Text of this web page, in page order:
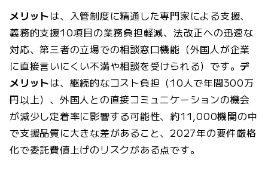
メリットは、入管制度に精通した専門家による支援、
義務的支援10項目の業務負担軽減、法改正への迅速な
対応、第三者の立場での相談窓口機能（外国人が企業
に直接言いにくい不満や相談を受けられる）です。デ
メリットは、継続的なコスト負担（10人で年間300万
円以上）、外国人との直接コミュニケーションの機会
が減少し定着率に影響する可能性、約11,000機関の中
で支援品質に大きな差があること、2027年の要件厳格
化で委託費値上げのリスクがある点です。